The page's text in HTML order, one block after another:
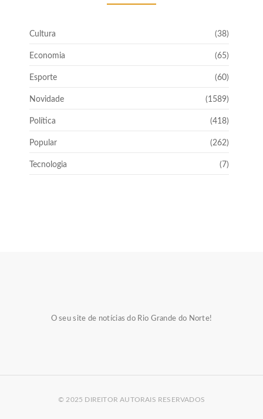
Cultura (38)
Economia (65)
Esporte (60)
Novidade (1589)
Política (418)
Popular (262)
Tecnologia (7)
O seu site de notícias do Rio Grande do Norte!
© 2025 DIREITOR AUTORAIS RESERVADOS